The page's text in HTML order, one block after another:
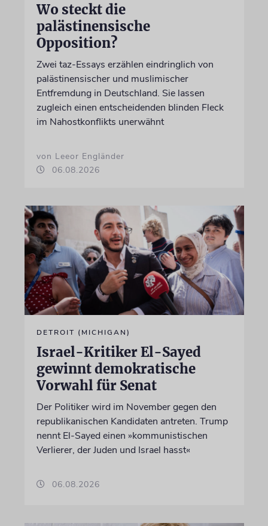
Wo steckt die
palästinensische
Opposition?
Zwei taz-Essays erzählen eindringlich von
palästinensischer und muslimischer
Entfremdung in Deutschland. Sie lassen
zugleich einen entscheidenden blinden Fleck
im Nahostkonflikts unerwähnt
von Leeor Engländer
06.08.2026
DETROIT (MICHIGAN)
Israel-Kritiker El-Sayed
gewinnt demokratische
Vorwahl für Senat
Der Politiker wird im November gegen den
republikanischen Kandidaten antreten. Trump
nennt El-Sayed einen »kommunistischen
Verlierer, der Juden und Israel hasst«
06.08.2026